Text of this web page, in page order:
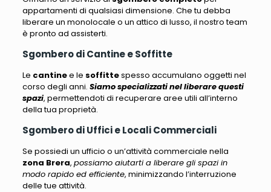
appartamenti di qualsiasi dimensione. Che tu debba
liberare un monolocale o un attico di lusso, il nostro team
è pronto ad assisterti.
Sgombero di Cantine e Soffitte
Le cantinee le soffittespesso accumulano oggetti nel
corso degli anni. Siamo specializzati nel liberare questi
spazi, permettendoti di recuperare aree utili all’interno
della tua proprietà.
Sgombero di Uffici e Locali Commerciali
Se possiedi un ufficio o un’attività commerciale nella
zona Brera, possiamo aiutarti a liberare gli spazi in
modo rapido ed efficiente, minimizzando l’interruzione
delle tue attività.